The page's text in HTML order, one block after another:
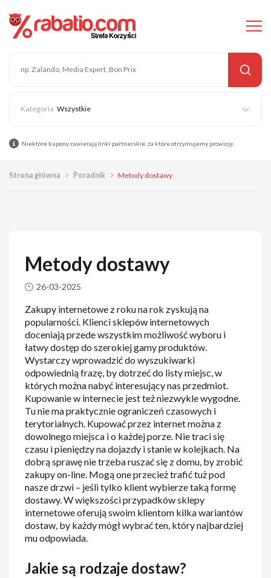
Wszystkie
Niektóre kupony zawierają linki partnerskie, za które otrzymujemy prowizję.
Strona główna Poradnik Metody dostawy
Metody dostawy
26-03-2025
Zakupy internetowe z roku na rok zyskują na
popularności. Klienci sklepów internetowych
doceniają przede wszystkim możliwość wyboru i
łatwy dostęp do szerokiej gamy produktów.
Wystarczy wprowadzić do wyszukiwarki
odpowiednią frazę, by dotrzeć do listy miejsc, w
których można nabyć interesujący nas przedmiot.
Kupowanie w internecie jest też niezwykle wygodne.
Tu nie ma praktycznie ograniczeń czasowych i
terytorialnych. Kupować przez internet można z
dowolnego miejsca i o każdej porze. Nie traci się
czasu i pieniędzy na dojazdy i stanie w kolejkach. Na
dobrą sprawę nie trzeba ruszać się z domu, by zrobić
zakupy on-line. Mogą one przecież trafić tuż pod
nasze drzwi – jeśli tylko klient wybierze taką formę
dostawy. W większości przypadków sklepy
internetowe oferują swoim klientom kilka wariantów
dostaw, by każdy mógł wybrać ten, który najbardziej
mu odpowiada.
Jakie są rodzaje dostaw?